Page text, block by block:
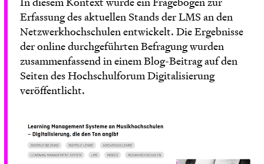
Erfassung des aktuellen Stands der LMS an den
Netzwerkhochschulen entwickelt. Die Ergebnisse
der online durchgeführten Befragung wurden
zusammenfassend in einemBlog-Beitragauf den
Seiten des Hochschulforum Digitalisierung
veröffentlicht.